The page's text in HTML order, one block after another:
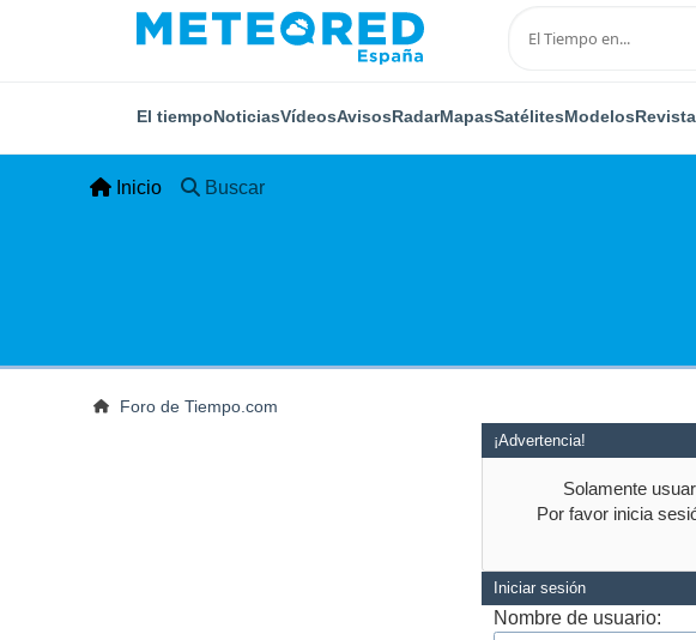
El tiempoNoticiasVídeosAvisosRadarMapasSatélitesModelosRevista
Inicio Buscar
Foro de Tiempo.com
¡Advertencia!
Solamente
Por favor inicia
Iniciar sesión
Nombre de usuario: